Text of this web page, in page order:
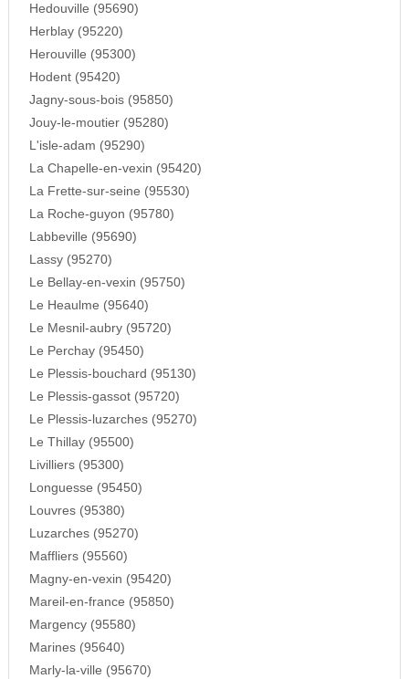
Hedouville (95690)
Herblay (95220)
Herouville (95300)
Hodent (95420)
Jagny-sous-bois (95850)
Jouy-le-moutier (95280)
L'isle-adam (95290)
La Chapelle-en-vexin (95420)
La Frette-sur-seine (95530)
La Roche-guyon (95780)
Labbeville (95690)
Lassy (95270)
Le Bellay-en-vexin (95750)
Le Heaulme (95640)
Le Mesnil-aubry (95720)
Le Perchay (95450)
Le Plessis-bouchard (95130)
Le Plessis-gassot (95720)
Le Plessis-luzarches (95270)
Le Thillay (95500)
Livilliers (95300)
Longuesse (95450)
Louvres (95380)
Luzarches (95270)
Maffliers (95560)
Magny-en-vexin (95420)
Mareil-en-france (95850)
Margency (95580)
Marines (95640)
Marly-la-ville (95670)